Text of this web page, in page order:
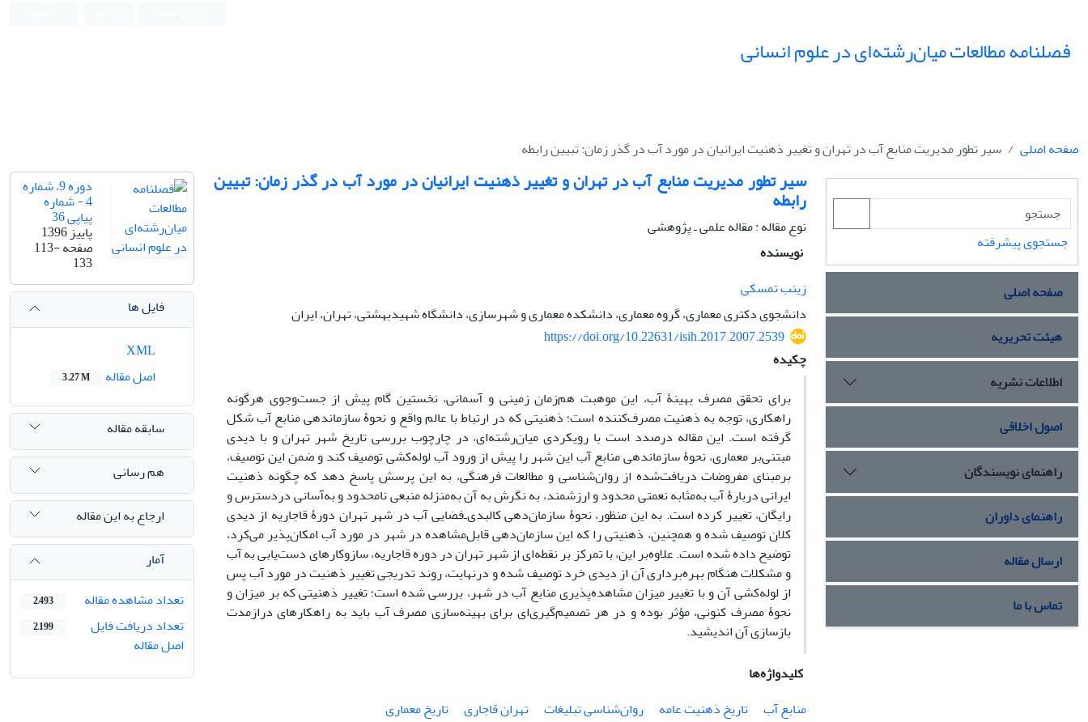
فصلنامه مطالعات میان‌رشته‌ای در علوم انسانی
صفحه اصلی سیر تطور مدیریت منابع آب در تهران و ‏تغییر ذهنیت ایرانیان در مورد آب در گذر زمان‏: تبیین رابطه
سیر تطور مدیریت منابع آب در تهران و ‏تغییر ذهنیت ایرانیان در مورد آب در گذر زمان‏: تبیین
رابطه
نوع مقاله : مقاله علمی ـ پژوهشی
نویسنده
زینب تمسکی
دانشجوی دکتری معماری، گروه معماری، دانشکده معماری و شهرسازی، دانشگاه شهیدبهشتی، تهران، ایران
https://doi.org/10.22631/isih.2017.2007.2539
چکیده
برای تحقق مصرف بهینۀ آب، این موهبت هم‌زمان زمینی و آسمانی، نخستین گام پیش از جست‌وجوی هرگونه
راهکاری، توجه به ذهنیت مصرف‌کننده است؛ ذهنیتی که در ‌ارتباط با عالم واقع و نحوۀ سازماندهی منابع آب شکل
گرفته است. این مقاله درصدد است با رویکردی میان‌رشته‌ای، در چارچوب بررسی تاریخ شهر تهران و با دیدی
مبتنی‌بر معماری، نحوۀ سازماندهی منابع آب این شهر را پیش از ورود آب لوله‌کشی توصیف کند و ضمن این توصیف،
برمبنای مفروضات دریافت‌شده از روان‌شناسی و مطالعات فرهنگی، به این پرسش پاسخ دهد که چگونه ذهنیت
ایرانی دربارۀ آب به‌مثابه نعمتی محدود و ارزشمند، به نگرش به آن به‌منزله منبعی نامحدود و به‌آسانی دردسترس و
رایگان، تغییر کرده است. به این منظور، نحوۀ سازمان‌دهی کالبدی‌ـ‌فضایی آب در شهر تهران دورۀ قاجاریه از دیدی
کلان‌ توصیف شده و همچنین، ذهنیتی را که این سازمان‌دهی قابل‌مشاهده در شهر در مورد آب امکان‌پذیر می‌کرد،
توضیح داده شده است. علاوه‌بر این، با تمرکز بر نقطه‌ای از شهر تهران در دوره قاجاریه، سازوکارهای دست‌یابی به آب
و مشکلات هنگام بهره‌برداری آن از دیدی خرد توصیف شده‌ و درنهایت، روند تدریجی تغییر ذهنیت در مورد آب پس
از لوله‌کشی آن و با تغییر میزان مشاهده‌پذیری منابع آب در شهر، بررسی شده است؛ تغییر ذهنیتی که بر میزان و
نحوۀ مصرف کنونی، مؤثر بوده و در هر تصمیم‌گیری‌ای برای بهینه‌سازی مصرف آب باید به راهکارهای درازمدت
بازسازی آن اندیشید.
کلیدواژه‌ها
منابع آب
تاریخ ذهنیت عامه روان‌شناسی تبلیغات تهران قاجاری تاریخ معماری
دوره 9، شماره
4 - شماره
پیاپی 36
پاییز 1396
صفحه113-
133
فایل ها
اصل مقاله
3.27 M
سابقه مقاله
هم رسانی
ارجاع به این مقاله
آمار
تعداد مشاهده مقاله
2,493
تعداد دریافت فایل
اصل مقاله
2,199
جستجوی پیشرفته
صفحه اصلی
هیئت تحریریه
اطلاعات نشریه
اصول اخلاقی
راهنمای نویسندگان
راهنمای داوران
ارسال مقاله
تماس با ما